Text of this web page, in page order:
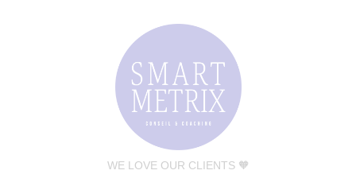
WE LOVE OUR CLIENTS 🧡